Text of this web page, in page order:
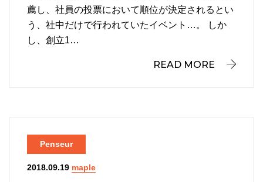
薦し、社員の投票において順位が決定されるとい
う、社中だけで行われていたイベント…。 しか
し、創立1…
READ MORE
Penseur
2018.09.19 maple